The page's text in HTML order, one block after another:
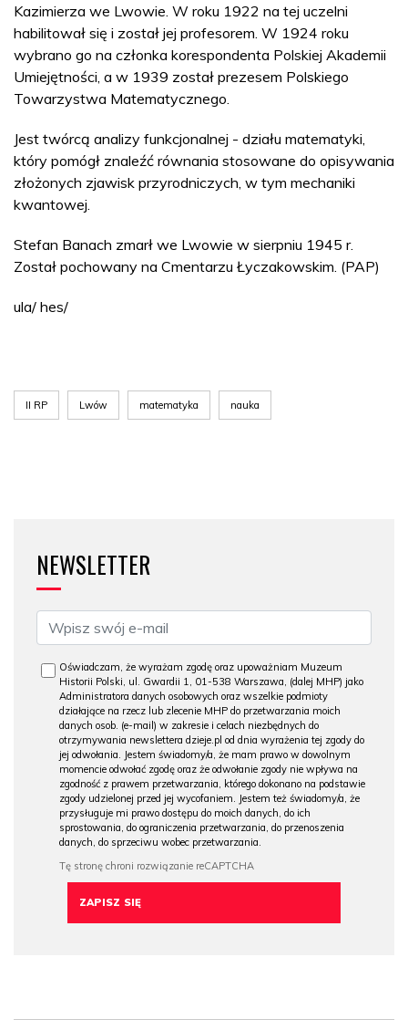
Kazimierza we Lwowie. W roku 1922 na tej uczelni
habilitował się i został jej profesorem. W 1924 roku
wybrano go na członka korespondenta Polskiej Akademii
Umiejętności, a w 1939 został prezesem Polskiego
Towarzystwa Matematycznego.
Jest twórcą analizy funkcjonalnej - działu matematyki,
który pomógł znaleźć równania stosowane do opisywania
złożonych zjawisk przyrodniczych, w tym mechaniki
kwantowej.
Stefan Banach zmarł we Lwowie w sierpniu 1945 r.
Został pochowany na Cmentarzu Łyczakowskim. (PAP)
ula/ hes/
II RP Lwów matematyka nauka
NEWSLETTER
Oświadczam, że wyrażam zgodę oraz upoważniam Muzeum
Historii Polski, ul. Gwardii 1, 01-538 Warszawa, (dalej MHP) jako
Administratora danych osobowych oraz wszelkie podmioty
działające na rzecz lub zlecenie MHP do przetwarzania moich
danych osob. (e-mail) w zakresie i celach niezbędnych do
otrzymywania newslettera dzieje.pl od dnia wyrażenia tej zgody do
jej odwołania. Jestem świadomy/a, że mam prawo w dowolnym
momencie odwołać zgodę oraz że odwołanie zgody nie wpływa na
zgodność z prawem przetwarzania, którego dokonano na podstawie
zgody udzielonej przed jej wycofaniem. Jestem też świadomy/a, że
przysługuje mi prawo dostępu do moich danych, do ich
sprostowania, do ograniczenia przetwarzania, do przenoszenia
danych, do sprzeciwu wobec przetwarzania.